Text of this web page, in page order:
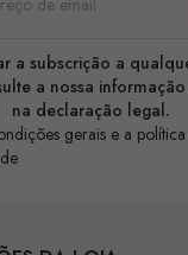
a subscrição a
a nossa
na declaração legal.
gerais e a